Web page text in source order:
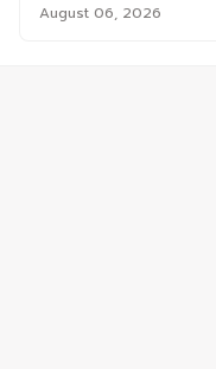
August 06, 2026